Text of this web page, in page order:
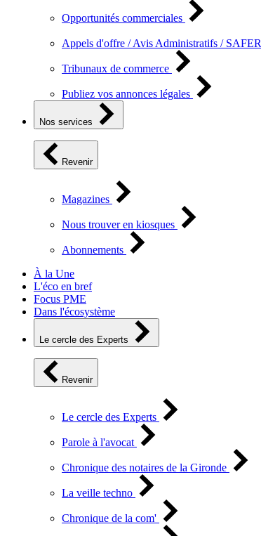
Opportunités commerciales
Appels d'offre / Avis Administratifs / SAFER
Tribunaux de commerce
Publiez vos annonces légales
Nos services
Revenir
Magazines
Nous trouver en kiosques
Abonnements
À la Une
L'éco en bref
Focus PME
Dans l'écosystème
Le cercle des Experts
Revenir
Le cercle des Experts
Parole à l'avocat
Chronique des notaires de la Gironde
La veille techno
Chronique de la com'